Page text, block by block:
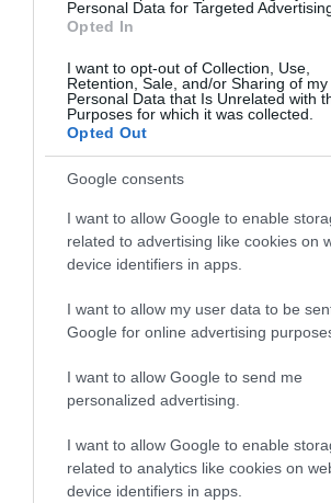
Personal Data for Targeted
Opted In
I want to opt-out of Collection, Use,
Retention, Sale, and/or Sharing of my
Personal Data that Is Unrelated with
Purposes for which it was collected.
Opted Out
Google consents
I want to allow Google to enable
related to advertising like cookies on
device identifiers in apps.
I want to allow my user data to be
Google for online advertising
I want to allow Google to send me
personalized advertising.
I want to allow Google to enable
related to analytics like cookies on
device identifiers in apps.
bankszámla